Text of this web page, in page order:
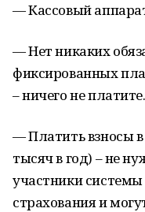
— Кассовый
— Нет никаких
фиксированных
– ничего не платите.
— Платить взносы
тысяч в год) – не
участники системы
страхования и